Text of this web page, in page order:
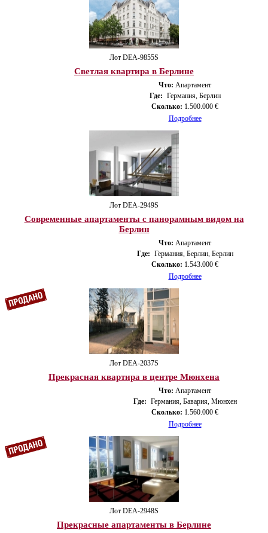
Лот DEA-9855S
Светлая квартира в Берлине
Что: Апартамент
Где: Германия, Берлин
Сколько: 1.500.000 €
Подробнее
Лот DEA-2949S
Современные апартаменты с панорамным видом на
Берлин
Что: Апартамент
Где: Германия, Берлин, Берлин
Сколько: 1.543.000 €
Подробнее
Лот DEA-2037S
Прекрасная квартира в центре Мюнхена
Что: Апартамент
Где: Германия, Бавария, Мюнхен
Сколько: 1.560.000 €
Подробнее
Лот DEA-2948S
Прекрасные апартаменты в Берлине